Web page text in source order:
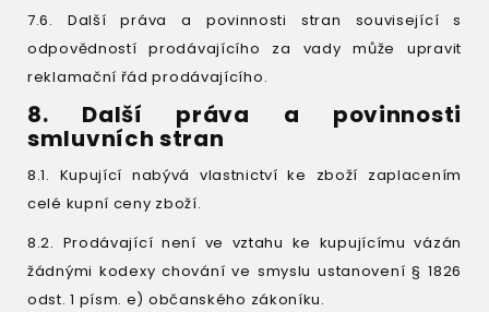
7.6. Další práva a povinnosti stran související s
odpovědností prodávajícího za vady může upravit
reklamační řád prodávajícího.
8. Další práva a povinnosti
smluvních stran
8.1. Kupující nabývá vlastnictví ke zboží zaplacením
celé kupní ceny zboží.
8.2. Prodávající není ve vztahu ke kupujícímu vázán
žádnými kodexy chování ve smyslu ustanovení § 1826
odst. 1 písm. e) občanského zákoníku.